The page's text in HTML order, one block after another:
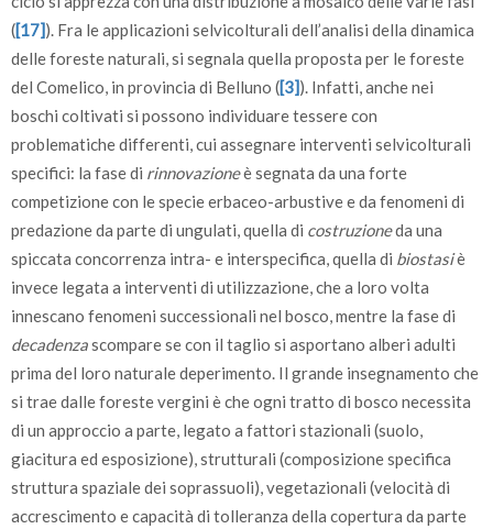
([17]). Fra le applicazioni selvicolturali dell’analisi della dinamica
delle foreste naturali, si segnala quella proposta per le foreste
del Comelico, in provincia di Belluno ([3]). Infatti, anche nei
boschi coltivati si possono individuare tessere con
problematiche differenti, cui assegnare interventi selvicolturali
specifici: la fase di rinnovazioneè segnata da una forte
competizione con le specie erbaceo-arbustive e da fenomeni di
predazione da parte di ungulati, quella di costruzioneda una
spiccata concorrenza intra- e interspecifica, quella di biostasiè
invece legata a interventi di utilizzazione, che a loro volta
innescano fenomeni successionali nel bosco, mentre la fase di
decadenzascompare se con il taglio si asportano alberi adulti
prima del loro naturale deperimento. Il grande insegnamento che
si trae dalle foreste vergini è che ogni tratto di bosco necessita
di un approccio a parte, legato a fattori stazionali (suolo,
giacitura ed esposizione), strutturali (composizione specifica
struttura spaziale dei soprassuoli), vegetazionali (velocità di
accrescimento e capacità di tolleranza della copertura da parte